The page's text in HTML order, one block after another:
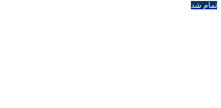
تمام شد